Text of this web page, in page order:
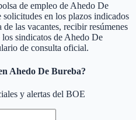
de empleo deAhedo De
solicitudes en los plazos indicados
las vacantes, recibir resúmenes
sindicatos deAhedo De
de consulta oficial.
Ahedo De Bureba?
y alertas del BOE